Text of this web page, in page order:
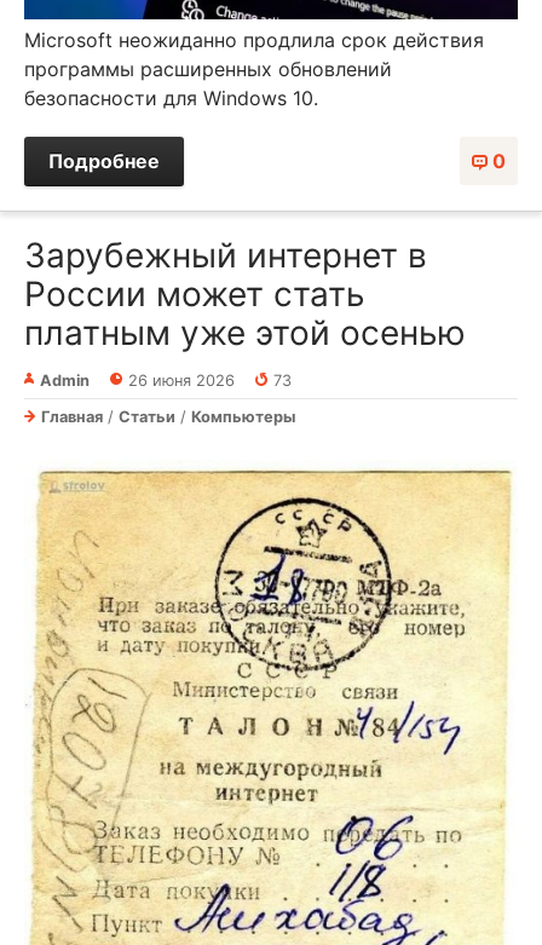
Microsoft неожиданно продлила срок действия
программы расширенных обновлений
безопасности для Windows 10.
0
Подробнее
Зарубежный интернет в
России может стать
платным уже этой осенью
Admin 26 июня 2026
73
Главная / Статьи / Компьютеры